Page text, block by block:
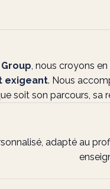
, nous croyons
exigeant. Nous
soit son parcours, sa
adapté au